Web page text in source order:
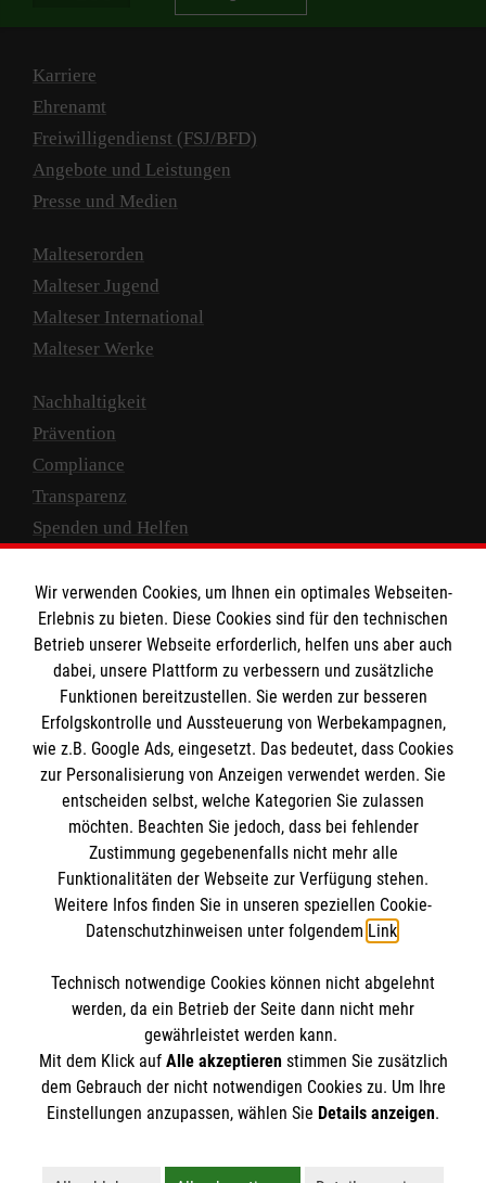
Karriere
Ehrenamt
Freiwilligendienst (FSJ/BFD)
Angebote und Leistungen
Presse und Medien
Malteserorden
Malteser Jugend
Malteser International
Malteser Werke
Nachhaltigkeit
Prävention
Compliance
Transparenz
Spenden und Helfen
Empfänger: Malteser Hilfsdienst e.V.
IBAN: DE10 3706 0120 1201 2000 12
BIC: GENODED 1PA7
Newsletter abonnieren
Cookies verwalten|AGB|Impressum|Datenschutz
Barrierefreiheit |Kontakt| Sharepoint|Mediathek
Wir verwenden Cookies, um Ihnen ein optimales Webseiten-
Erlebnis zu bieten. Diese Cookies sind für den technischen
Betrieb unserer Webseite erforderlich, helfen uns aber auch
dabei, unsere Plattform zu verbessern und zusätzliche
Funktionen bereitzustellen. Sie werden zur besseren
Erfolgskontrolle und Aussteuerung von Werbekampagnen,
wie z.B. Google Ads, eingesetzt. Das bedeutet, dass Cookies
zur Personalisierung von Anzeigen verwendet werden. Sie
entscheiden selbst, welche Kategorien Sie zulassen
möchten. Beachten Sie jedoch, dass bei fehlender
Zustimmung gegebenenfalls nicht mehr alle
Funktionalitäten der Webseite zur Verfügung stehen.
Weitere Infos finden Sie in unseren speziellen Cookie-
Datenschutzhinweisen unter folgendem Link.
Technisch notwendige Cookies können nicht abgelehnt
werden, da ein Betrieb der Seite dann nicht mehr
gewährleistet werden kann.
Mit dem Klick auf Alle akzeptierenstimmen Sie zusätzlich
dem Gebrauch der nicht notwendigen Cookies zu. Um Ihre
Einstellungen anzupassen, wählen Sie Details anzeigen.